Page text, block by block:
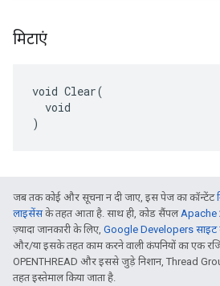
मिटाएं
void Clear(
  void
)
जब तक कोई और सूचना न दी जाए, इस पेज का कॉन्टेंट
लाइसेंसके तहत आता है. साथ ही, कोड सैंपलApache
ज़्यादा जानकारी के लिए, Google Developers साइट
और/या इसके तहत काम करने वाली कंपनियों का एक
OPENTHREAD और इससे जुड़े निशान, Thread
तहत इस्तेमाल किया जाता है.